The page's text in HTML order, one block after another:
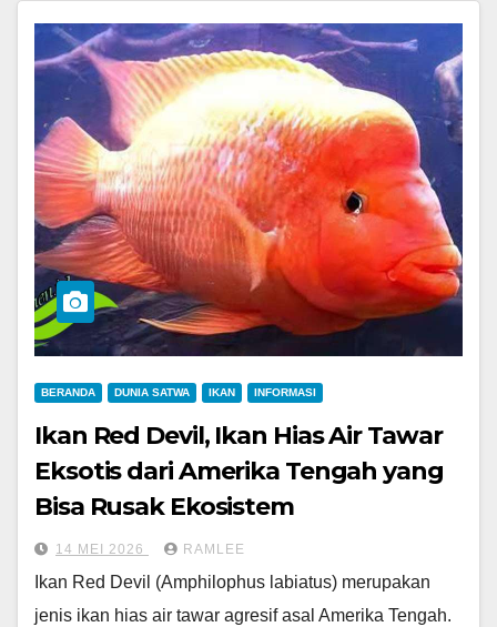
BERANDA DUNIA SATWA IKAN INFORMASI
Ikan Red Devil, Ikan Hias Air Tawar
Eksotis dari Amerika Tengah yang
Bisa Rusak Ekosistem
14 MEI 2026 RAMLEE
Ikan Red Devil (Amphilophus labiatus) merupakan
jenis ikan hias air tawar agresif asal Amerika Tengah.